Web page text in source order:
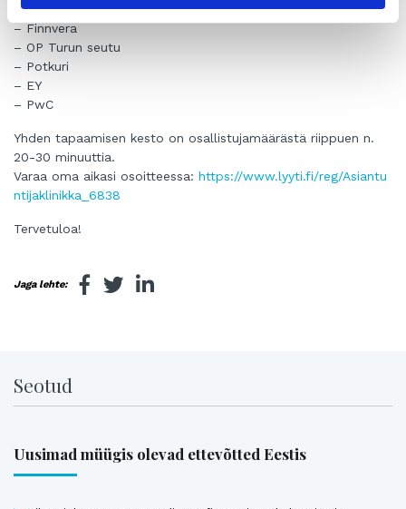
– Suomen Yrityskaupat
– Finnvera
– OP Turun seutu
– Potkuri
– EY
– PwC
Yhden tapaamisen kesto on osallistujamäärästä riippuen n.
20-30 minuuttia.
Varaa oma aikasi osoitteessa: https://www.lyyti.fi/reg/Asiantu
ntijaklinikka_6838
Tervetuloa!
Jaga lehte:
Seotud
Uusimad müügis olevad ettevõtted Eestis